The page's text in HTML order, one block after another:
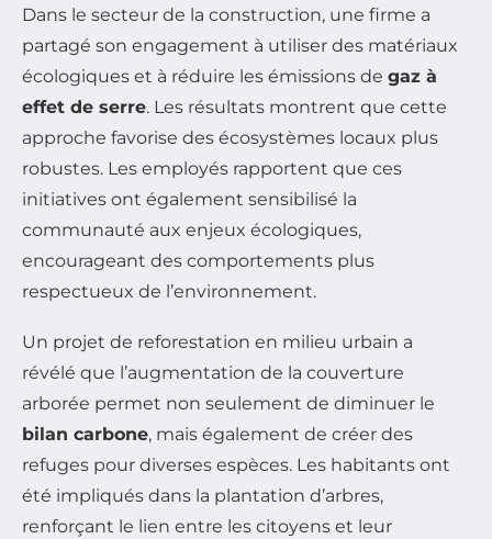
Dans le secteur de la construction, une firme a
partagé son engagement à utiliser des matériaux
écologiques et à réduire les émissions de gaz à
effet de serre. Les résultats montrent que cette
approche favorise des écosystèmes locaux plus
robustes. Les employés rapportent que ces
initiatives ont également sensibilisé la
communauté aux enjeux écologiques,
encourageant des comportements plus
respectueux de l’environnement.
Un projet de reforestation en milieu urbain a
révélé que l’augmentation de la couverture
arborée permet non seulement de diminuer le
bilan carbone, mais également de créer des
refuges pour diverses espèces. Les habitants ont
été impliqués dans la plantation d’arbres,
renforçant le lien entre les citoyens et leur